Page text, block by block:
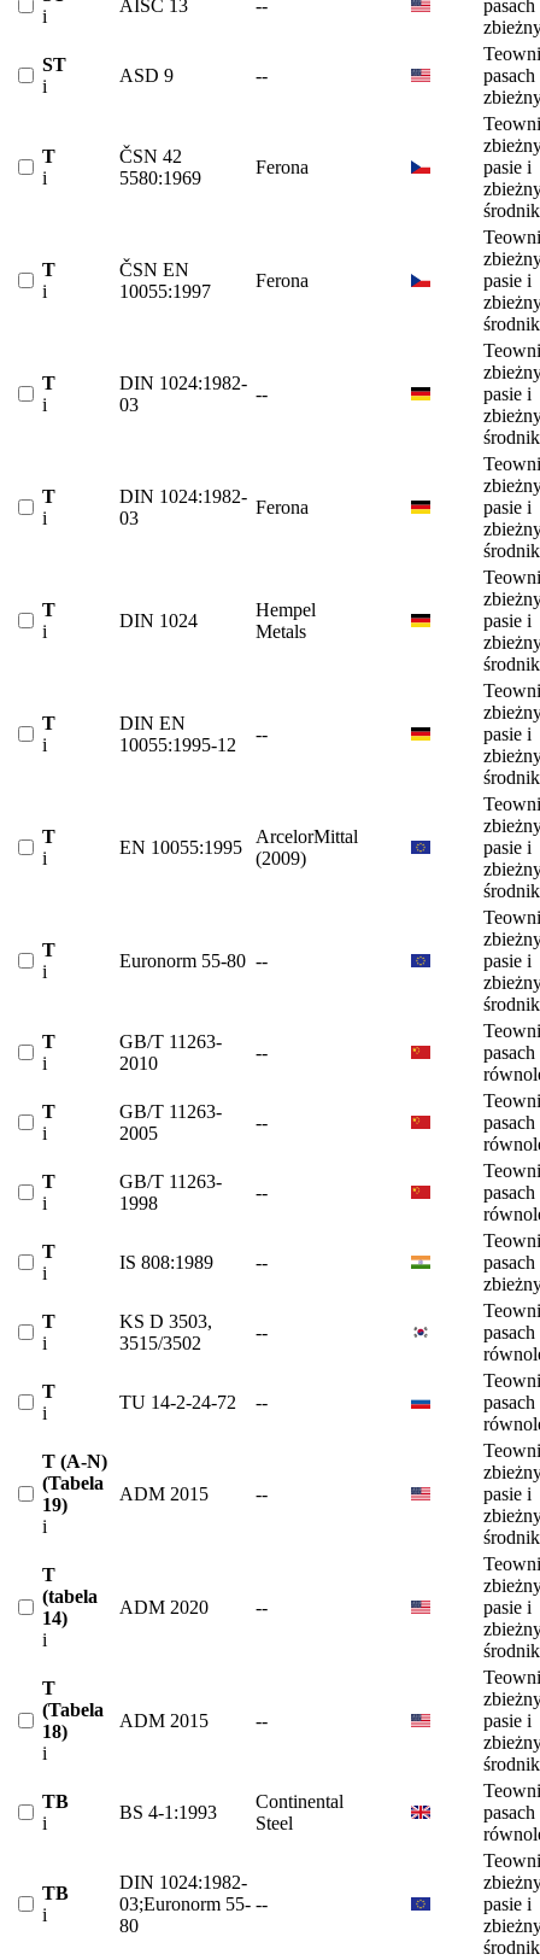
i
AISC 13 --
pasach
ST
i
ASD 9 --
pasach
T
i
ČSN 42
5580:1969
Ferona
pasie i
T
i
ČSN EN
10055:1997
Ferona
pasie i
T
i
DIN 1024:1982-
03
--
pasie i
T
i
DIN 1024:1982-
03
Ferona
pasie i
T
i
DIN 1024
Hempel
Metals
pasie i
T
i
DIN EN
10055:1995-12
--
pasie i
T
i
EN 10055:1995
ArcelorMittal
(2009)
pasie i
T
i
Euronorm 55-80 --
pasie i
T
i
GB/T 11263-
2010
--
pasach
T
i
GB/T 11263-
2005
--
pasach
T
i
GB/T 11263-
1998
--
pasach
T
i
IS 808:1989 --
pasach
T
i
KS D 3503,
3515/3502
--
pasach
T
i
TU 14-2-24-72 --
pasach
T (A-N)
(Tabela
19)
i
ADM 2015 --
pasie i
T
(tabela
14)
i
ADM 2020 --
pasie i
T
(Tabela
18)
i
ADM 2015 --
pasie i
TB
i
BS 4-1:1993
Continental
Steel
pasach
TB
i
DIN 1024:1982-
03;Euronorm 55-
80
--
pasie i